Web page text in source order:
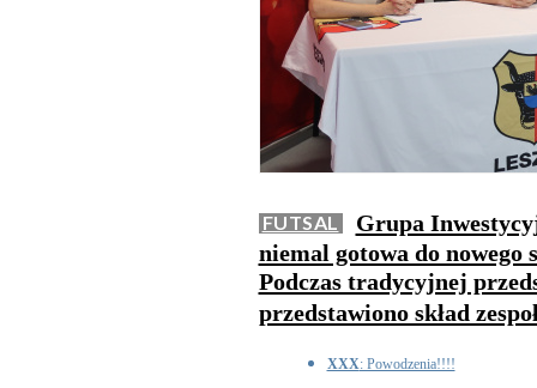
FUTSAL
Grupa
niemal gotowa do nowego
Podczas tradycyjnej
przedstawiono skład
XXX: Powodzenia!!!!